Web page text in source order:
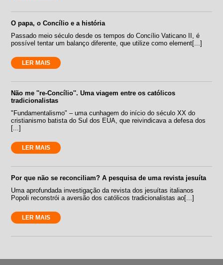
O papa, o Concílio e a história
Passado meio século desde os tempos do Concílio Vaticano II, é
possível tentar um balanço diferente, que utilize como element[...]
LER MAIS
Não me ''re-Concílio''. Uma viagem entre os católicos
tradicionalistas
"Fundamentalismo" – uma cunhagem do início do século XX do
cristianismo batista do Sul dos EUA, que reivindicava a defesa dos
[...]
LER MAIS
Por que não se reconciliam? A pesquisa de uma revista jesuíta
Uma aprofundada investigação da revista dos jesuítas italianos
Popoli reconstrói a aversão dos católicos tradicionalistas ao[...]
LER MAIS